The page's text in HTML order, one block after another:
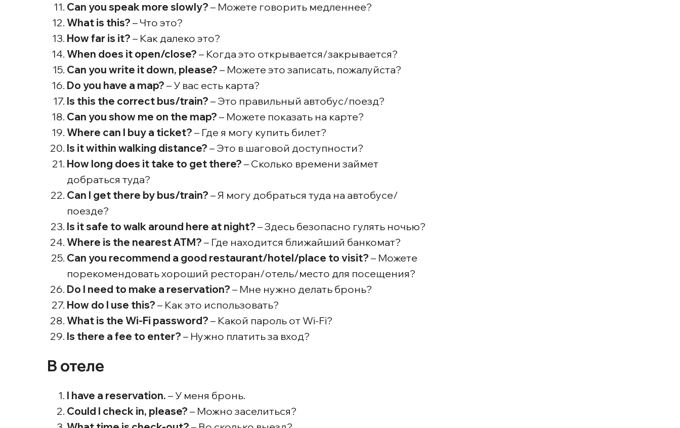
Can you speak more slowly? – Можете говорить медленнее?
What is this? – Что это?
How far is it? – Как далеко это?
When does it open/close? – Когда это открывается/закрывается?
Can you write it down, please? – Можете это записать, пожалуйста?
Do you have a map? – У вас есть карта?
Is this the correct bus/train? – Это правильный автобус/поезд?
Can you show me on the map? – Можете показать на карте?
Where can I buy a ticket? – Где я могу купить билет?
Is it within walking distance? – Это в шаговой доступности?
How long does it take to get there? – Сколько времени займет
добраться туда?
Can I get there by bus/train? – Я могу добраться туда на автобусе/
поезде?
Is it safe to walk around here at night? – Здесь безопасно гулять ночью?
Where is the nearest ATM? – Где находится ближайший банкомат?
Can you recommend a good restaurant/hotel/place to visit? – Можете
порекомендовать хороший ресторан/отель/место для посещения?
Do I need to make a reservation? – Мне нужно делать бронь?
How do I use this? – Как это использовать?
What is the Wi-Fi password? – Какой пароль от Wi-Fi?
Is there a fee to enter? – Нужно платить за вход?
В отеле
I have a reservation. – У меня бронь.
Could I check in, please? – Можно заселиться?